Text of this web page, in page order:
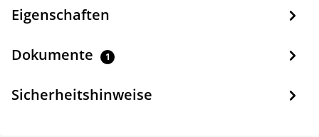
Eigenschaften
Dokumente 1
Sicherheitshinweise